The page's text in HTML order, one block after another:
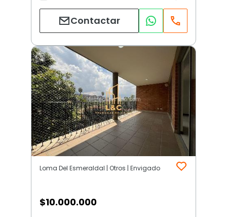
Contactar
Loma Del Esmeraldal | Otros | Envigado
$10.000.000